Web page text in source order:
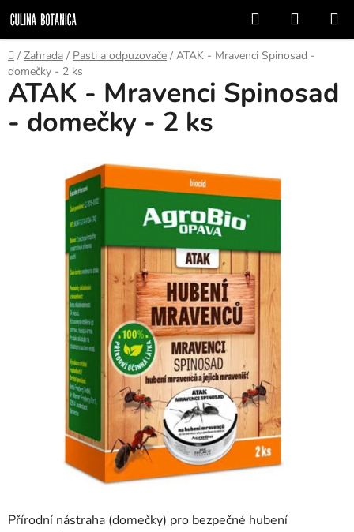
na
obsah
Hledat
KOŠÍK
Domů
/ Zahrada / Pasti a odpuzovače / ATAK - Mravenci Spinosad -
domečky - 2 ks
Přírodní nástraha (domečky) pro bezpečné hubení
ATAK - Mravenci Spinosad
- domečky - 2 ks